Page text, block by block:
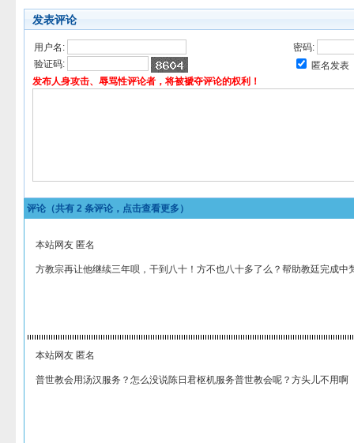
发表评论
用户名:
密码:
验证码:
匿名发表
发布人身攻击、辱骂性评论者，将被褫夺评论的权利！
评论（共有 2 条评论，点击查看更多）
本站网友 匿名
方教宗再让他继续三年呗，干到八十！方不也八十多了么？帮助教廷完成中
本站网友 匿名
普世教会用汤汉服务？怎么没说陈日君枢机服务普世教会呢？方头儿不用啊